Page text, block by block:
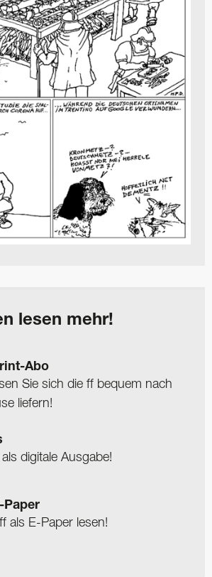
lesen mehr!
Abo
Sie sich die ff bequem nach
liefern!
als digitale Ausgabe!
Paper
ff als E-Paper lesen!